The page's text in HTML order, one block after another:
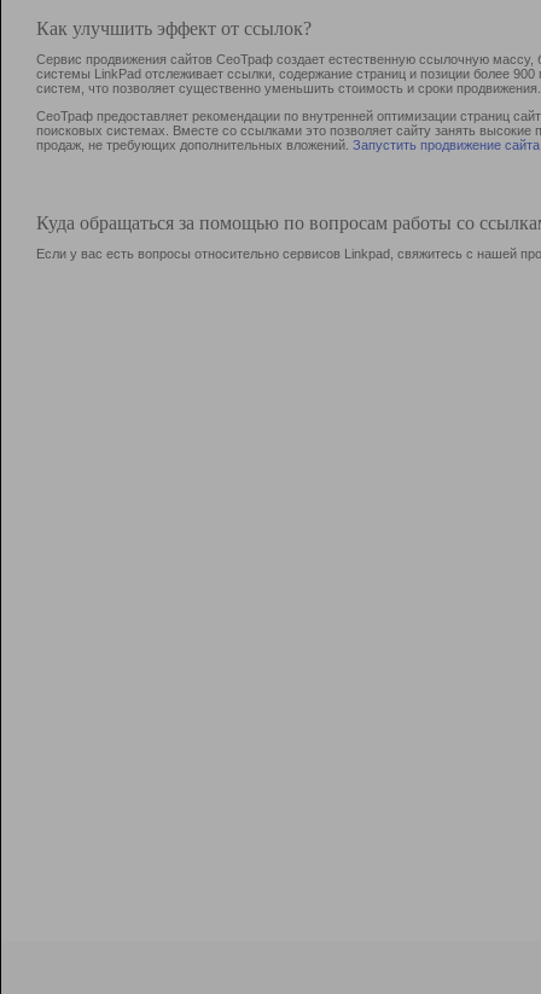
Как улучшить эффект от ссылок?
Сервис продвижения сайтов СеоТраф создает естественную ссылочную
системы LinkPad отслеживает ссылки, содержание страниц и позиции более
систем, что позволяет существенно уменьшить стоимость и сроки продвижения.
СеоТраф предоставляет рекомендации по внутренней оптимизации страниц
поисковых системах. Вместе со ссылками это позволяет сайту занять
продаж, не требующих дополнительных вложений. Запустить продвижение сайта
Куда обращаться за помощью по вопросам работы со
Если у вас есть вопросы относительно сервисов Linkpad, свяжитесь с нашей